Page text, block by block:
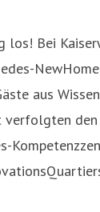
los! Bei
aus